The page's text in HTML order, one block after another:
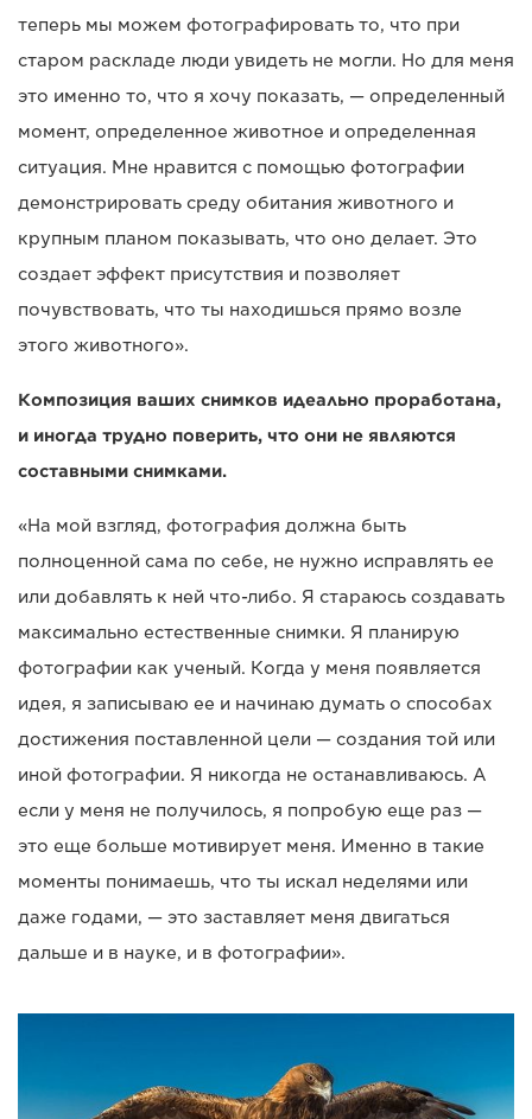
теперь мы можем фотографировать то, что при
старом раскладе люди увидеть не могли. Но для меня
это именно то, что я хочу показать, — определенный
момент, определенное животное и определенная
ситуация. Мне нравится с помощью фотографии
демонстрировать среду обитания животного и
крупным планом показывать, что оно делает. Это
создает эффект присутствия и позволяет
почувствовать, что ты находишься прямо возле
этого животного».
Композиция ваших снимков идеально проработана,
и иногда трудно поверить, что они не являются
составными снимками.
«На мой взгляд, фотография должна быть
полноценной сама по себе, не нужно исправлять ее
или добавлять к ней что-либо. Я стараюсь создавать
максимально естественные снимки. Я планирую
фотографии как ученый. Когда у меня появляется
идея, я записываю ее и начинаю думать о способах
достижения поставленной цели — создания той или
иной фотографии. Я никогда не останавливаюсь. А
если у меня не получилось, я попробую еще раз —
это еще больше мотивирует меня. Именно в такие
моменты понимаешь, что ты искал неделями или
даже годами, — это заставляет меня двигаться
дальше и в науке, и в фотографии».